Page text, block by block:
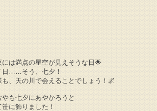
は満点の星空が見えそうな日🌟
日……そう、七夕！
、天の川で会えることでしょう！🌌
も七夕にあやかろうと
に飾りました！